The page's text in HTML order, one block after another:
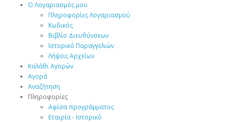
Ο Λογαριασμός μου
Πληροφορίες Λογαριασμού
Κωδικός
Βιβλίο Διευθύνσεων
Ιστορικό Παραγγελιών
Λήψεις Αρχείων
Καλάθι Αγορών
Αγορά
Αναζήτηση
Πληροφορίες
Αφίσα προγράμματος
Εταιρία - Ιστορικό